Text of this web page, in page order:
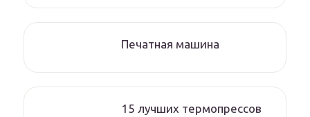
Печатная машина
15 лучших термопрессов